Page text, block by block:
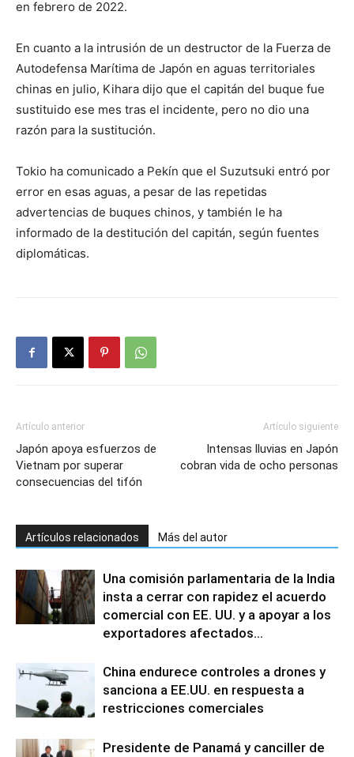
en febrero de 2022.
En cuanto a la intrusión de un destructor de la Fuerza de
Autodefensa Marítima de Japón en aguas territoriales
chinas en julio, Kihara dijo que el capitán del buque fue
sustituido ese mes tras el incidente, pero no dio una
razón para la sustitución.
Tokio ha comunicado a Pekín que el Suzutsuki entró por
error en esas aguas, a pesar de las repetidas
advertencias de buques chinos, y también le ha
informado de la destitución del capitán, según fuentes
diplomáticas.
Artículo anterior
Japón apoya esfuerzos de
Vietnam por superar
consecuencias del tifón
Artículo siguiente
Intensas lluvias en Japón
cobran vida de ocho personas
Artículos relacionados Más del autor
Una comisión parlamentaria de la India
insta a cerrar con rapidez el acuerdo
comercial con EE. UU. y a apoyar a los
exportadores afectados...
China endurece controles a drones y
sanciona a EE.UU. en respuesta a
restricciones comerciales
Presidente de Panamá y canciller de